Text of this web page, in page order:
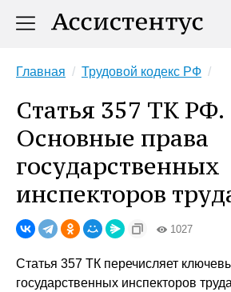
Главная Трудовой кодекс РФ
Статья 357 ТК РФ.
Основные права
государственных
инспекторов
1027
Статья 357 ТК перечисляет
государственных инспекторов